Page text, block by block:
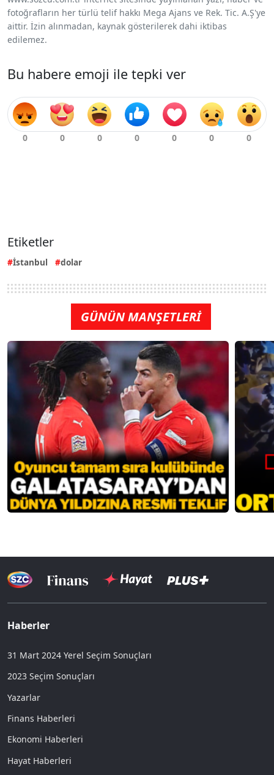
fotoğrafların her türlü telif hakkı Mega Ajans ve Rek. Tic. A.Ş'ye
aittir. İzin alınmadan, kaynak gösterilerek dahi iktibas
edilemez.
Bu habere emoji ile tepki ver
Etiketler
İstanbul dolar
GÜNÜN MANŞETLERİ
Haberler
31 Mart 2024 Yerel Seçim Sonuçları
2023 Seçim Sonuçları
Yazarlar
Finans Haberleri
Ekonomi Haberleri
Hayat Haberleri